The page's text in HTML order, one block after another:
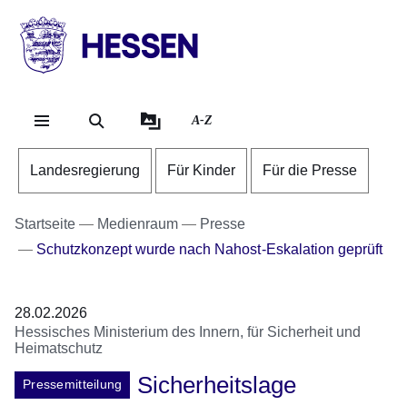
HESSEN
Landesregierung
A-Z
Landesregierung Für Kinder Für die Presse
Startseite Medienraum
Presse
Schutzkonzept wurde nach Nahost-Eskalation geprüft
28.02.2026
Hessisches Ministerium des Innern, für Sicherheit und
Heimatschutz
Pressemitteilung
Sicherheitslage